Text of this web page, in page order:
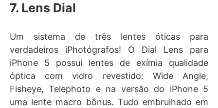
7. Lens Dial
Um sistema de três lentes óticas para
verdadeiros iPhotógrafos! O Dial Lens para
iPhone 5 possui lentes de exímia qualidade
óptica com vidro revestido: Wide Angle,
Fisheye, Telephoto e na versão do iPhone 5
uma lente macro bônus. Tudo embrulhado em